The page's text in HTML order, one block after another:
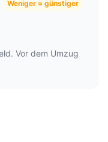
Weniger = günstiger
Vor dem Umzug